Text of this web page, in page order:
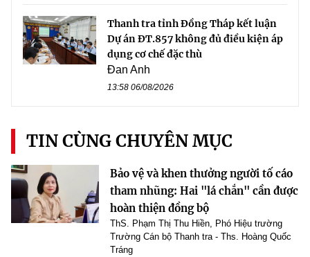
Thanh tra tỉnh Đồng Tháp kết luận
Dự án ĐT.857 không đủ điều kiện áp
dụng cơ chế đặc thù
Đan Anh
13:58 06/08/2026
TIN CÙNG CHUYÊN MỤC
Bảo vệ và khen thưởng người tố cáo
tham nhũng: Hai "lá chắn" cần được
hoàn thiện đồng bộ
ThS. Phạm Thị Thu Hiền, Phó Hiệu trường
Trường Cán bộ Thanh tra - Ths. Hoàng Quốc
Tráng